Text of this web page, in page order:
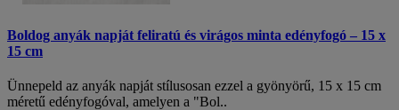
Boldog anyák napját feliratú és virágos minta edényfogó – 15 x
15 cm
Ünnepeld az anyák napját stílusosan ezzel a gyönyörű, 15 x 15 cm
méretű edényfogóval, amelyen a "Bol..